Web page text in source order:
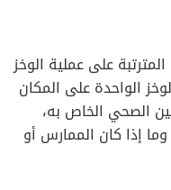
على عملية الوخز
الواحدة على المكان
الصحي الخاص به،
إذا كان الممارس أو